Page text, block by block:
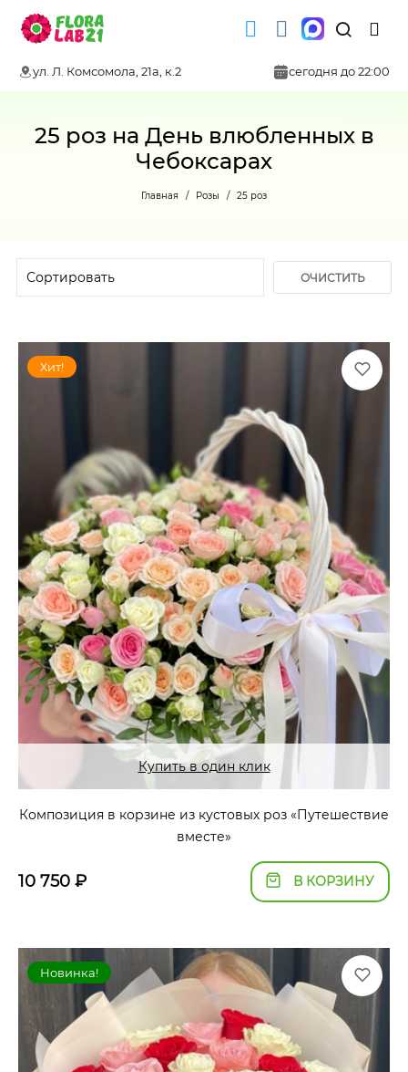
ул. Л. Комсомола, 21а, к.2 сегодня до 22:00
25 роз на День влюбленных в
Чебоксарах
Главная Розы 25 роз
ОЧИСТИТЬ
Хит!
Купить в один клик
Композиция в корзине из кустовых роз «Путешествие
вместе»
10 750 ₽ В КОРЗИНУ
Новинка!